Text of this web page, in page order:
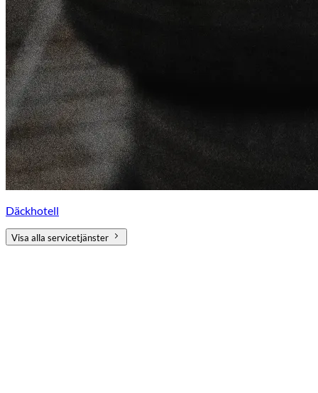
Däckhotell
Visa alla servicetjänster